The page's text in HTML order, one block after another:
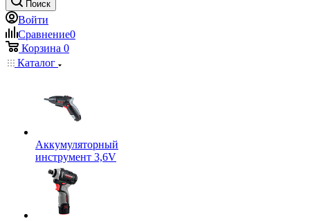
Поиск
Войти
Сравнение0
Корзина 0
Каталог
Аккумуляторный
инструмент 3,6V